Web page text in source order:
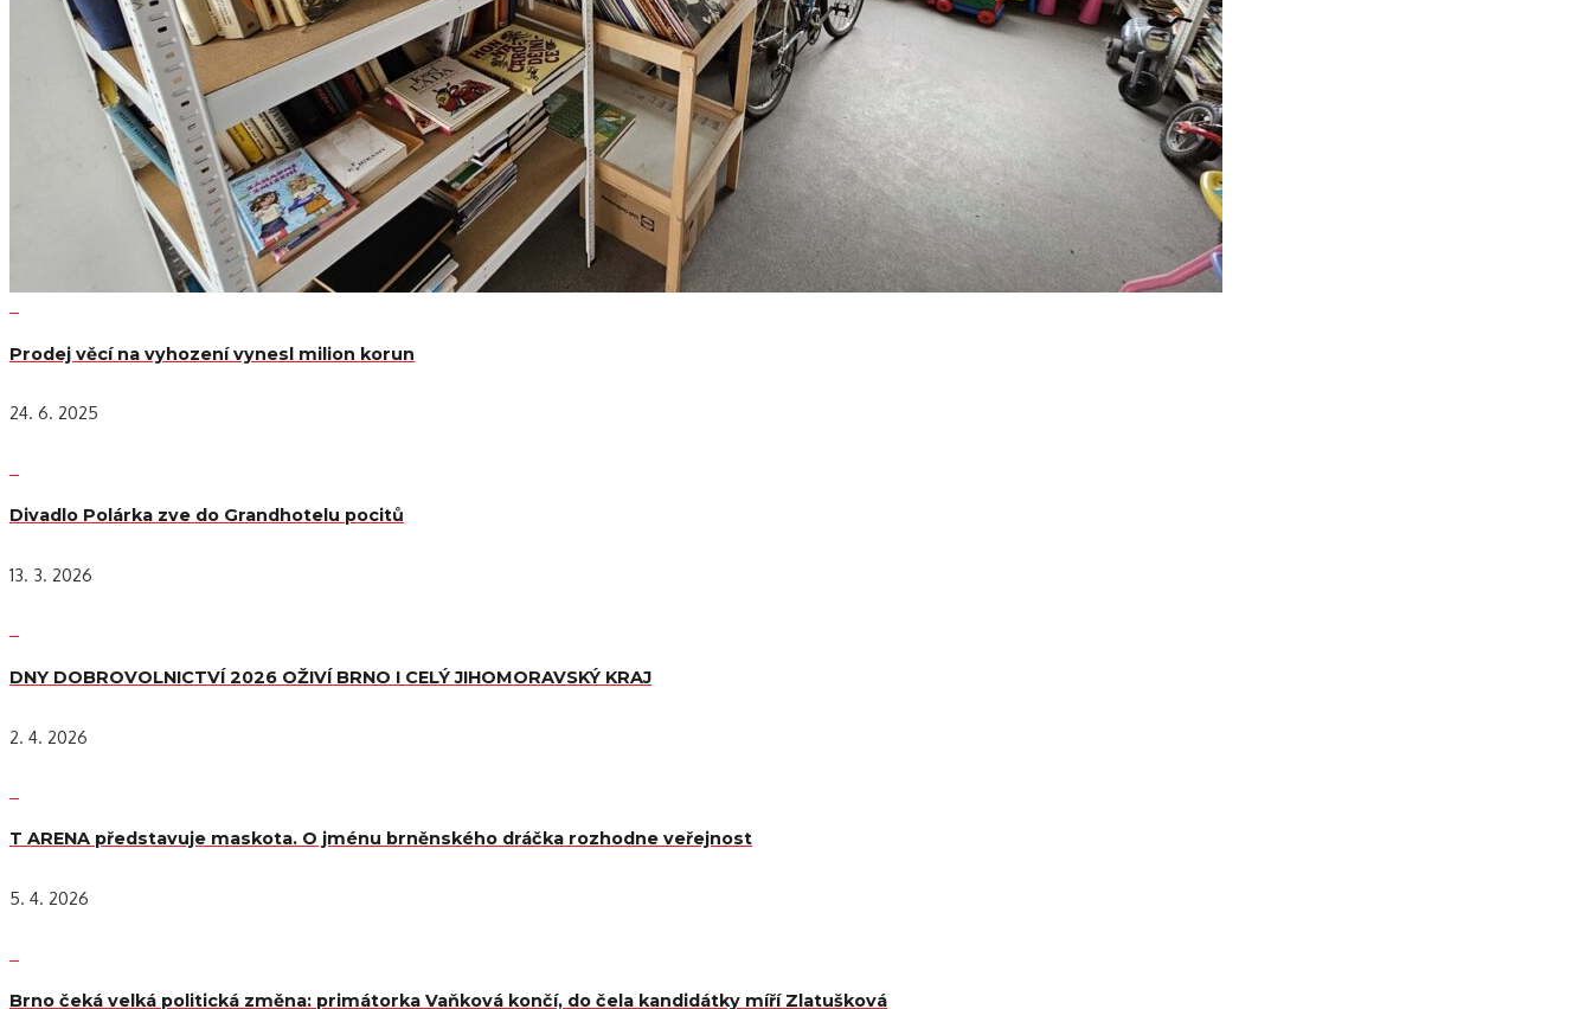
Prodej věcí na vyhození vynesl milion korun
24. 6. 2025
Divadlo Polárka zve do Grandhotelu pocitů
13. 3. 2026
DNY DOBROVOLNICTVÍ 2026 OŽIVÍ BRNO I CELÝ JIHOMORAVSKÝ KRAJ
2. 4. 2026
T ARENA představuje maskota. O jménu brněnského dráčka rozhodne veřejnost
5. 4. 2026
Brno čeká velká politická změna: primátorka Vaňková končí, do čela kandidátky míří Zlatušková